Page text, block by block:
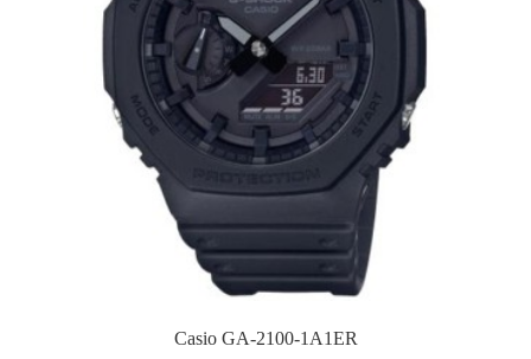
Casio GA-2100-1A1ER